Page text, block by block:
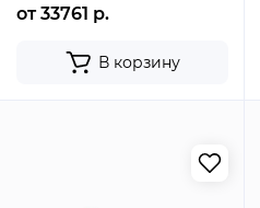
от 33761 р.
В корзину